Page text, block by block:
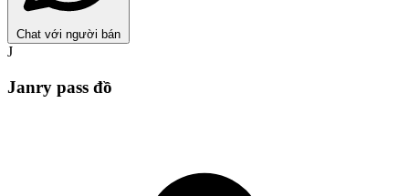
Chat với người bán
J
Janry pass đồ